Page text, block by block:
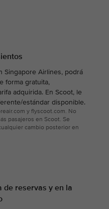
Singapore Airlines, podrá
forma gratuita,
adquirida. En Scoot, le
estándar disponible.
y flyscoot.com. No
pasajeros en Scoot. Se
cambio posterior en
de reservas y en la